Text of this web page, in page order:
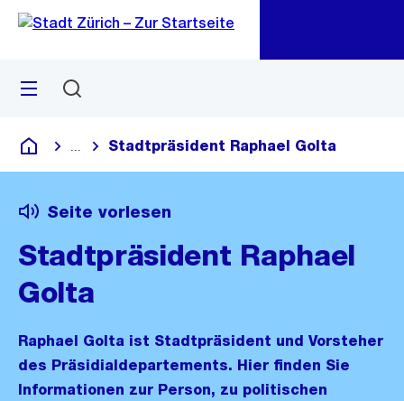
Navigation
Sprunglink
Menü
Deutsch
Blende alle Breadcrumbs ein
Stadtpräsident Raphael Golta
Seite vorlesen
Stadtpräsident Raphael
Golta
Raphael Golta ist Stadtpräsident und Vorsteher
des Präsidialdepartements. Hier finden Sie
Informationen zur Person, zu politischen